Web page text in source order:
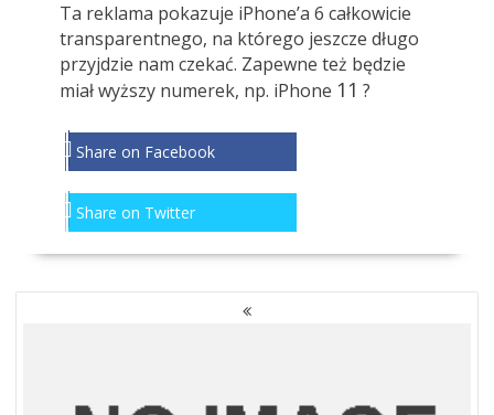
Ta reklama pokazuje iPhone’a 6 całkowicie
transparentnego, na którego jeszcze długo
przyjdzie nam czekać. Zapewne też będzie
miał wyższy numerek, np. iPhone 11 ?
Share on Facebook
Share on Twitter
NAWIGACJA